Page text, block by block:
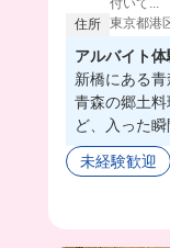
住所 東京都港
アルバイト
新橋にある
青森の郷土
ど、入った
ョン上😂
ここは料理長
未経験歓迎